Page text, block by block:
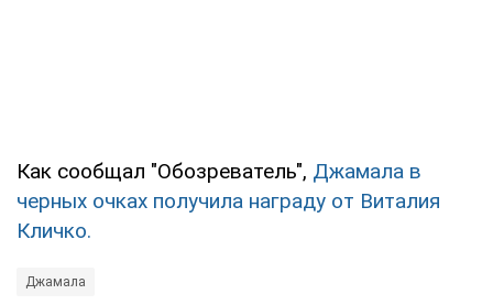
Как сообщал "Обозреватель", Джамала в
черных очках получила награду от Виталия
Кличко.
Джамала